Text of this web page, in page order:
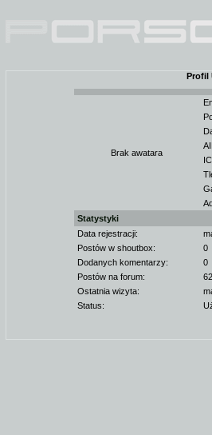
Profil
Brak awatara
Statystyki
Data rejestracji:
Postów w shoutbox:
0
Dodanych komentarzy:
0
Postów na forum:
Ostatnia wizyta:
Status: